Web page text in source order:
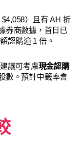
）且有 AH 折
券商數據，首日已
認購逾 1 倍。
議可考慮現金認購
數。預計中籤率會